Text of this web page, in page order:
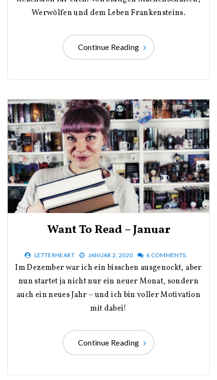
Werwölfen und dem Leben Frankensteins.
Continue Reading
Want To Read – Januar
LETTERHEART JANUAR 2, 2020 6 COMMENTS.
Im Dezember war ich ein bisschen ausgenockt, aber
nun startet ja nicht nur ein neuer Monat, sondern
auch ein neues Jahr – und ich bin voller Motivation
mit dabei!
Continue Reading